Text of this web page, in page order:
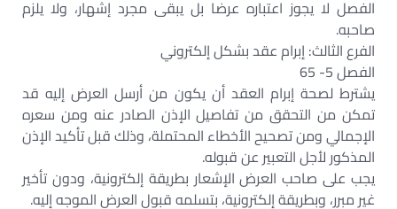
الفصل لا يجوز اعتباره عرضا بل يبقى مجرد إشهار، ولا يلزم
صاحبه.
الفرع الثالث: إبرام عقد بشكل إلكتروني
الفصل 5- 65
يشترط لصحة إبرام العقد أن يكون من أرسل العرض إليه قد
تمكن من التحقق من تفاصيل الإذن الصادر عنه ومن سعره
الإجمالي ومن تصحيح الأخطاء المحتملة، وذلك قبل تأكيد الإذن
المذكور لأجل التعبير عن قبوله.
يجب على صاحب العرض الإشعار بطريقة إلكترونية، ودون تأخير
غير مبرر، وبطريقة إلكترونية، بتسلمه قبول العرض الموجه إليه.